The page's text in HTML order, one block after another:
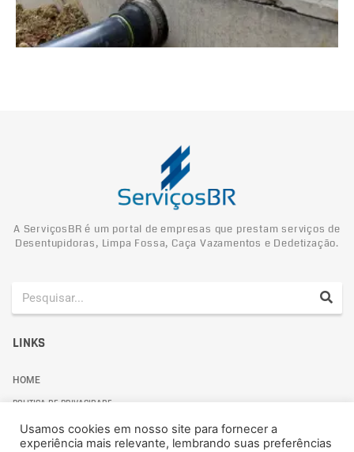
A ServiçosBR é um portal de empresas que prestam serviços de
Desentupidoras, Limpa Fossa, Caça Vazamentos e Dedetização.
LINKS
HOME
POLITICA DE PRIVACIDADE
Usamos cookies em nosso site para fornecer a
experiência mais relevante, lembrando suas preferências